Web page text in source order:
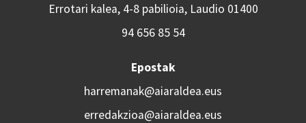
Errotari kalea, 4-8 pabilioia, Laudio 01400
94 656 85 54
Epostak
harremanak@aiaraldea.eus
erredakzioa@aiaraldea.eus